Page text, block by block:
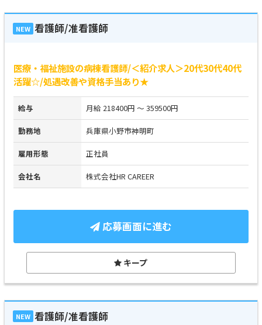
NEW 看護師/准看護師
医療・福祉施設の病棟看護師/＜紹介求人＞20代30代40代
活躍☆/処遇改善や資格手当あり★
給与 月給 218400円 ～ 359500円
勤務地 兵庫県小野市神明町
雇用形態 正社員
会社名 株式会社HR CAREER
応募画面に進む
キープ
NEW 看護師/准看護師